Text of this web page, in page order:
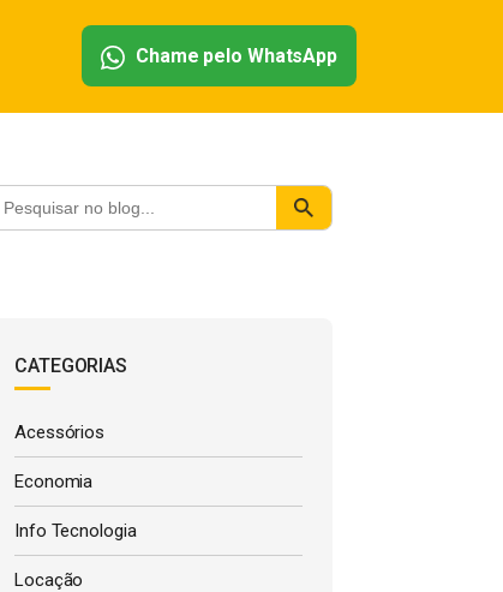
Chame pelo WhatsApp
CATEGORIAS
Acessórios
Economia
Info Tecnologia
Locação